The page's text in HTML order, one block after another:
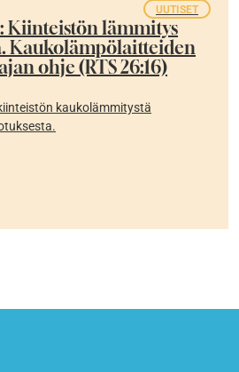
UUTISET
Kiinteistön lämmitys
Kaukolämpölaitteiden
ohje (RTS 26:16)
kaukolämmitystä